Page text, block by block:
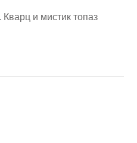
и мистик топаз